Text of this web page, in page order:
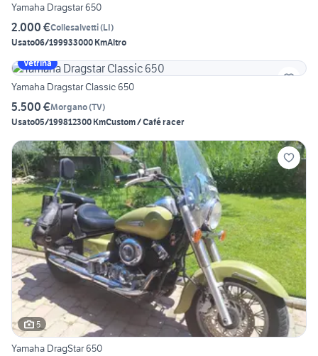
Yamaha Dragstar 650
2.000 €Collesalvetti(LI)
Usato06/199933000 KmAltro
Vetrina
Yamaha Dragstar Classic 650
5.500 €Morgano(TV)
Usato05/199812300 KmCustom / Café racer
5
Yamaha DragStar 650